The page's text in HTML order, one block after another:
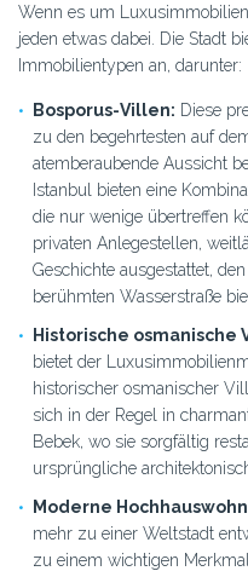
Wenn es um
jeden etwas dabei. Die Stadt
Immobilientypen an, darunter:
Bosporus-Villen: Diese
zu den begehrtesten auf
atemberaubende Aussicht
Istanbul bieten eine
die nur wenige übertreffen
privaten Anlegestellen,
Geschichte ausgestattet,
berühmten Wasserstraße
Historische osmanische
bietet der
historischer osmanischer
sich in der Regel in
Bebek, wo sie sorgfältig
ursprüngliche
Moderne
mehr zu einer Weltstadt
zu einem wichtigen